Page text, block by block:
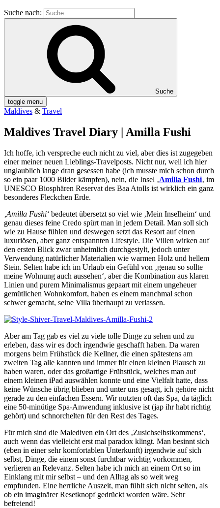
Suche nach:
Suche
toggle menu
Maldives & Travel
Maldives Travel Diary | Amilla Fushi
Ich hoffe, ich verspreche euch nicht zu viel, aber dies ist zugegeben
einer meiner neuen Lieblings-Travelposts. Nicht nur, weil ich hier
unglaublich lange dran gesessen habe (ich musste mich schon durch
so ein paar 1000 Bilder kämpfen), nein, die Insel ‚Amilla Fushi‚ im
UNESCO Biosphären Reservat des Baa Atolls ist wirklich ein ganz
besonderes Fleckchen Erde.
‚Amilla Fushi‘ bedeutet übersetzt so viel wie ‚Mein Inselheim‘ und
genau dieses feine Credo spürt man in jedem Detail. Man soll sich
wie zu Hause fühlen und deswegen setzt das Resort auf einen
luxuriösen, aber ganz entspannten Lifestyle. Die Villen wirken auf
den ersten Blick zwar unheimlich durchgestylt, jedoch unter
Verwendung natürlicher Materialien wie warmen Holz und hellem
Stein. Selten habe ich im Urlaub ein Gefühl von ‚genau so sollte
meine Wohnung auch aussehen‘, aber die Kombination aus klaren
Linien und purem Minimalismus gepaart mit einem ungeheuer
gemütlichen Wohnkomfort, haben es einem manchmal schon
schwer gemacht, seine Villa überhaupt zu verlassen.
Aber am Tag gab es viel zu viele tolle Dinge zu sehen und zu
erleben, dass wir es doch irgendwie geschafft haben. Da waren
morgens beim Frühstück die Kellner, die einen spätestens am
zweiten Tag alle kannten und immer für einen kleinen Plausch zu
haben waren, oder das großartige Frühstück, welches man auf
einem kleinen iPad auswählen konnte und eine Vielfalt hatte, dass
keine Wünsche übrig blieben und unter uns gesagt, ich gehöre nicht
gerade zu den einfachen Essern. Wir nutzten oft das Spa, da täglich
eine 50-minütige Spa-Anwendung inklusive ist (jap ihr habt richtig
gehört) und schnorchelten für den Rest des Tages.
Für mich sind die Malediven ein Ort des ‚Zusichselbstkommens‘,
auch wenn das vielleicht erst mal paradox klingt. Man besinnt sich
(eben in einer sehr komfortablen Unterkunft) irgendwie auf sich
selbst, Dinge, die einem sonst furchtbar wichtig vorkommen,
verlieren an Relevanz. Selten habe ich mich an einem Ort so im
Einklang mit mir selbst – und den Alltag als so weit weg
empfunden. Eine herrliche Auszeit, man fühlt sich nicht selten, als
ob ein imaginärer Resetknopf gedrückt worden wäre. Sehr
befreiend!